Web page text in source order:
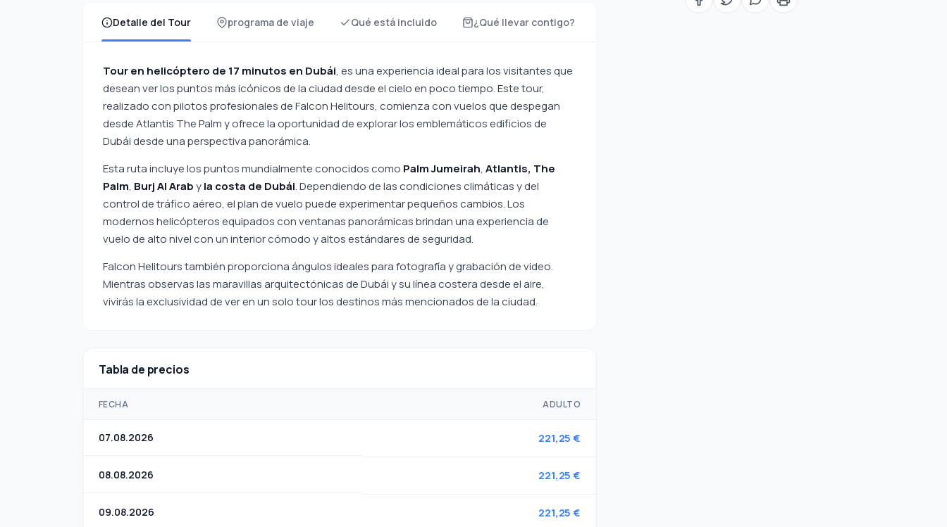
Detalle del Tour programa de viaje Qué está incluido ¿Qué llevar contigo?
Tour en helicóptero de 17 minutos en Dubái, es una experiencia ideal para los visitantes que
desean ver los puntos más icónicos de la ciudad desde el cielo en poco tiempo. Este tour,
realizado con pilotos profesionales de Falcon Helitours, comienza con vuelos que despegan
desde Atlantis The Palm y ofrece la oportunidad de explorar los emblemáticos edificios de
Dubái desde una perspectiva panorámica.
Esta ruta incluye los puntos mundialmente conocidos como Palm Jumeirah, Atlantis, The
Palm, Burj Al Arabyla costa de Dubái. Dependiendo de las condiciones climáticas y del
control de tráfico aéreo, el plan de vuelo puede experimentar pequeños cambios. Los
modernos helicópteros equipados con ventanas panorámicas brindan una experiencia de
vuelo de alto nivel con un interior cómodo y altos estándares de seguridad.
Falcon Helitours también proporciona ángulos ideales para fotografía y grabación de video.
Mientras observas las maravillas arquitectónicas de Dubái y su línea costera desde el aire,
vivirás la exclusividad de ver en un solo tour los destinos más mencionados de la ciudad.
Tabla de precios
FECHA ADULTO
07.08.2026 221,25 €
08.08.2026 221,25 €
09.08.2026 221,25 €